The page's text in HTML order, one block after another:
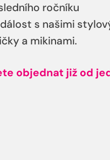
ročníku
s našimi
a mikinami.
objednat již od